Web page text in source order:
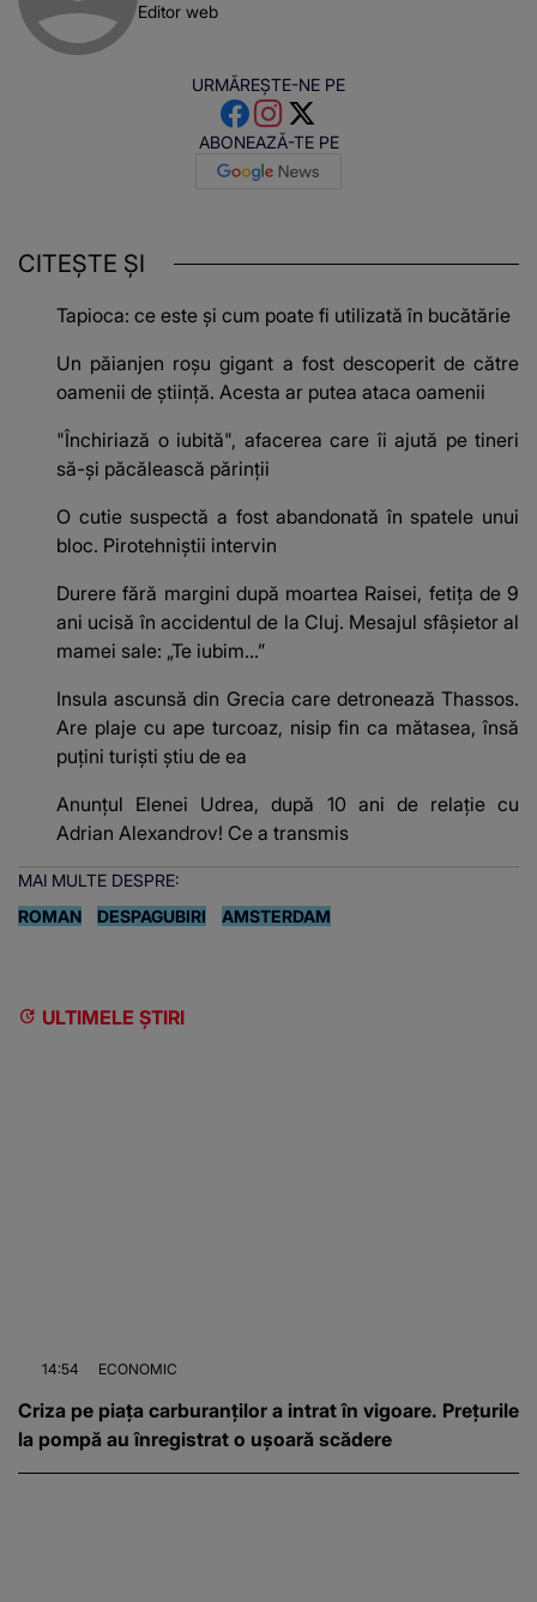
Editor web
URMĂREȘTE-NE PE
ABONEAZĂ-TE PE
CITEȘTE ȘI
Tapioca: ce este și cum poate fi utilizată în bucătărie
Un păianjen roșu gigant a fost descoperit de către
oamenii de știință. Acesta ar putea ataca oamenii
"Închiriază o iubită", afacerea care îi ajută pe tineri
să-și păcălească părinții
O cutie suspectă a fost abandonată în spatele unui
bloc. Pirotehniștii intervin
Durere fără margini după moartea Raisei, fetița de 9
ani ucisă în accidentul de la Cluj. Mesajul sfâșietor al
mamei sale: „Te iubim…”
Insula ascunsă din Grecia care detronează Thassos.
Are plaje cu ape turcoaz, nisip fin ca mătasea, însă
puțini turiști știu de ea
Anunțul Elenei Udrea, după 10 ani de relație cu
Adrian Alexandrov! Ce a transmis
MAI MULTE DESPRE:
ROMAN
DESPAGUBIRI AMSTERDAM
ULTIMELE ȘTIRI
14:54 ECONOMIC
Criza pe piața carburanților a intrat în vigoare. Prețurile
la pompă au înregistrat o ușoară scădere